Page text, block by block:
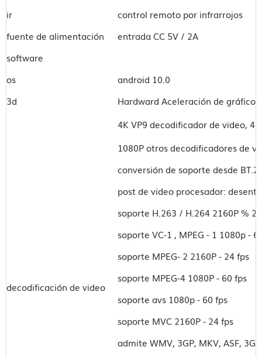
ir
control remoto por infrarrojos
fuente de alimentación
entrada CC 5V / 2A
software
os
android 10.0
3d
Hardward Aceleración de gráficos
decodificación de video
4K VP9 decodificador de video,
1080P otros decodificadores de
conversión de soporte desde
post de video procesador:
soporte H.263 / H.264 2160P %
soporte VC-1 , MPEG - 1 1080p -
soporte MPEG- 2 2160P - 24 fps
soporte MPEG-4 1080P - 60 fps
soporte avs 1080p - 60 fps
soporte MVC 2160P - 24 fps
admite WMV, 3GP, MKV, ASF,